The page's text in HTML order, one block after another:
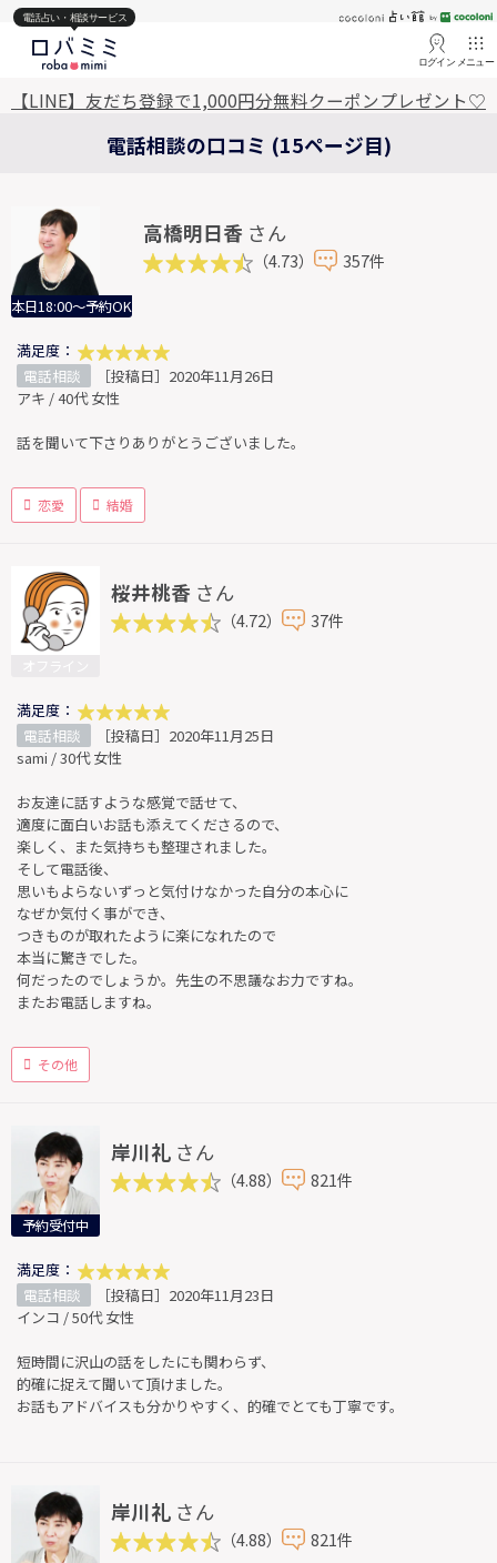
電話占い・相談サービス
ログイン メニュー
【LINE】友だち登録で1,000円分無料クーポンプレゼント♡
電話相談の口コミ (15ページ目)
本日18:00～予約OK
高橋明日香 さん
（4.73） 357件
満足度：
電話相談
［投稿日］2020年11月26日
アキ / 40代 女性
話を聞いて下さりありがとうございました。
恋愛 結婚
桜井桃香 さん
（4.72） 37件
満足度：
電話相談
［投稿日］2020年11月25日
sami / 30代 女性
お友達に話すような感覚で話せて、
適度に面白いお話も添えてくださるので、
楽しく、また気持ちも整理されました。
そして電話後、
思いもよらないずっと気付けなかった自分の本心に
なぜか気付く事ができ、
つきものが取れたように楽になれたので
本当に驚きでした。
何だったのでしょうか。先生の不思議なお力ですね。
またお電話しますね。
その他
予約受付中
岸川礼 さん
（4.88） 821件
満足度：
電話相談
［投稿日］2020年11月23日
インコ / 50代 女性
短時間に沢山の話をしたにも関わらず、
的確に捉えて聞いて頂けました。
お話もアドバイスも分かりやすく、的確でとても丁寧です。
岸川礼 さん
（4.88） 821件